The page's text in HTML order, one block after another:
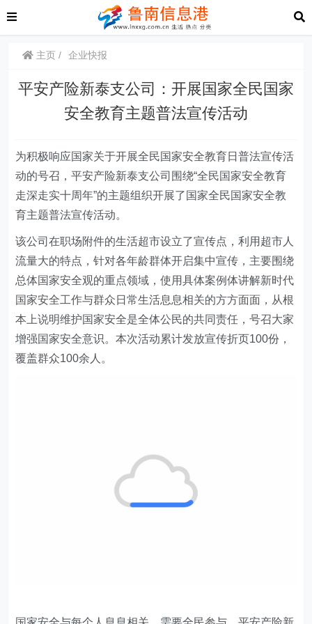
主页 企业快报
平安产险新泰支公司：开展国家全民国家
安全教育主题普法宣传活动
为积极响应国家关于开展全民国家安全教育日普法宣传活
动的号召，平安产险新泰支公司 围绕“全民国家安全教育
走深走实十周年”的主题组织开展了 国家全民国家安全教
育主题普法宣传活动。
该公司在职场附件的生活超市设立了宣传点，利用超市人
流量大的特点，针对各年龄群体开启集中宣传，主要围绕
总体国家安全观的重点领域，使用具体案例体讲解新时代
国家安全工作与群众日常生活息息相关的方方面面，从根
本上说明维护国家安全是全体公民的共同责任，号召大家
增强国家安全意识。本次活动累计发放宣传折页100份，
覆盖群众100余人。